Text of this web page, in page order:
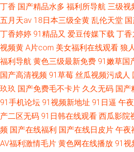
丁香 国产精品水多 福利所导航 三级视
五月天av 18日本三级全黄 乱伦天堂
丁香婷婷 91精品又 爱豆传媒下载 丁香
视频黄 A片com 美女福利在线观看 狼
福利导航 黄色三级最新免费 91嫩草国
国产高清视频 91草莓 丝瓜视频污成人
玖玖 国产免费毛不卡片 久久无码 国产
91手机论坛 91视频新地址 91日逼 午
产二区无码 91日韩在线观看 西瓜影院
频 国产在线福利 国产在线日皮片 午夜
AV福利激情毛片 黄色网在线播放 91视